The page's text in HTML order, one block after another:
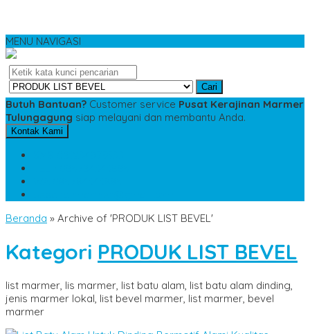
MENU NAVIGASI
Cari
Butuh Bantuan? Customer service Pusat Kerajinan Marmer
Tulungagung siap melayani dan membantu Anda.
Kontak Kami
Beranda » Archive of 'PRODUK LIST BEVEL'
Kategori PRODUK LIST BEVEL
list marmer, lis marmer, list batu alam, list batu alam dinding,
jenis marmer lokal, list bevel marmer, list marmer, bevel
marmer